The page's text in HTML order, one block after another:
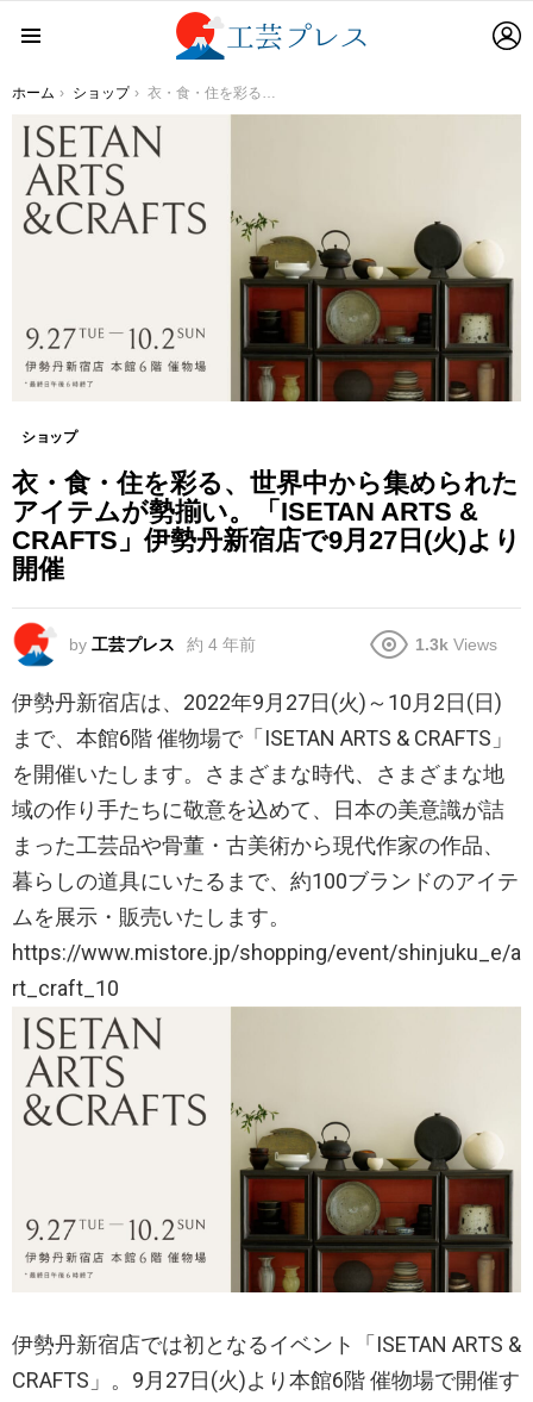
You are here:
ホーム ショップ 衣・食・住を彩る、世界中から集められたアイテムが勢揃い。「ISETAN ARTS & CRAFTS」伊勢丹新宿店で9月27日(火)より開催
ショップ
衣・食・住を彩る、世界中から集められた
アイテムが勢揃い。「ISETAN ARTS &
CRAFTS」伊勢丹新宿店で9月27日(火)より
開催
by 工芸プレス 約 4 年前 1.3k Views
伊勢丹新宿店は、2022年9月27日(火)～10月2日(日)
まで、本館6階 催物場で「ISETAN ARTS & CRAFTS」
を開催いたします。さまざまな時代、さまざまな地
域の作り手たちに敬意を込めて、日本の美意識が詰
まった工芸品や骨董・古美術から現代作家の作品、
暮らしの道具にいたるまで、約100ブランドのアイテ
ムを展示・販売いたします。
https://www.mistore.jp/shopping/event/shinjuku_e/a
rt_craft_10
伊勢丹新宿店では初となるイベント「ISETAN ARTS &
CRAFTS」。9月27日(火)より本館6階 催物場で開催す